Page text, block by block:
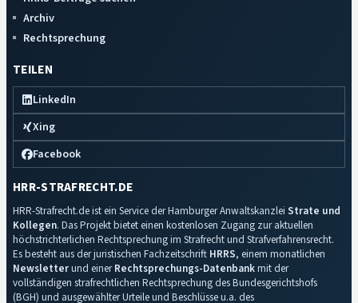
Archiv
Rechtsprechung
TEILEN
LinkedIn
Xing
Facebook
HRR-STRAFRECHT.DE
HRR-Strafrecht.de ist ein Service der Hamburger Anwaltskanzlei Strate und
Kollegen. Das Projekt bietet einen kostenlosen Zugang zur aktuellen
höchstrichterlichen Rechtsprechung im Strafrecht und Strafverfahrensrecht.
Es besteht aus der juristischen Fachzeitschrift HRRS, einem monatlichen
Newsletterund einerRechtsprechungs-Datenbankmit der
vollständigen strafrechtlichen Rechtsprechung des Bundesgerichtshofs
(BGH) und ausgewählter Urteile und Beschlüsse u.a. des